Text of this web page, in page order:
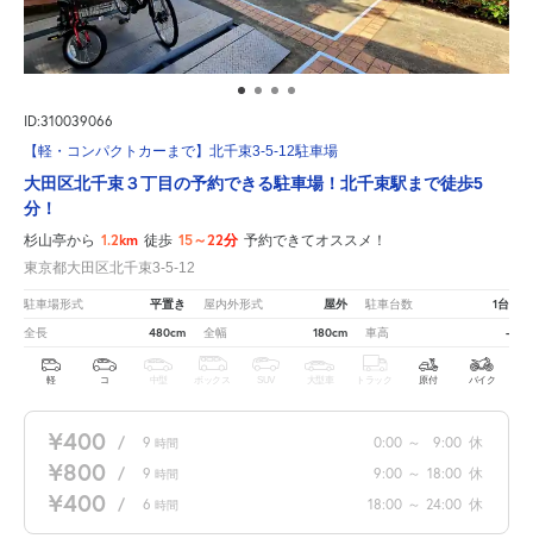
ID:310039066
【軽・コンパクトカーまで】北千束3-5-12駐車場
大田区北千束３丁目の予約できる駐車場！北千束駅まで徒歩5
分！
杉山亭から 1.2km 徒歩 15～22分 予約できてオススメ！
東京都大田区北千束3-5-12
駐車場形式 平置き 屋内外形式 屋外 駐車台数 1台
全長 480cm 全幅 180cm 車高 -
軽 コ 中型 ボックス SUV 大型車 トラック 原付 バイク
¥400 / 9 時間 0:00 ～ 9:00 休
¥800 / 9 時間 9:00 ～ 18:00 休
¥400 / 6 時間 18:00 ～ 24:00 休